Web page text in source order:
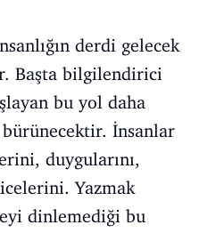
derdi gelecek
Başta bilgilendirici
bu yol daha
İnsanlar
duygularını,
Yazmak
dinlemediği bu